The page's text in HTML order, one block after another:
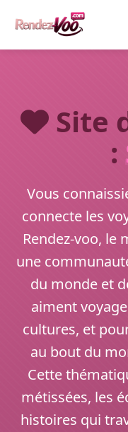
Site
:
Vous
connecte les
Rendez-voo, le
une
du monde et
aiment
cultures, et
au bout du
Cette
métissées, les
histoires qui